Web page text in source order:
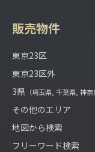
販売物件
東京23区
東京23区外
3県 （埼玉県, 千葉県, 神奈
その他のエリア
地図から検索
フリーワード検索